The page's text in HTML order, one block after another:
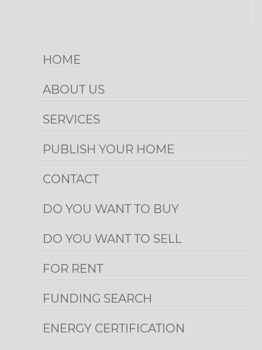
HOME
ABOUT US
SERVICES
PUBLISH YOUR HOME
CONTACT
DO YOU WANT TO BUY
DO YOU WANT TO SELL
FOR RENT
FUNDING SEARCH
ENERGY CERTIFICATION